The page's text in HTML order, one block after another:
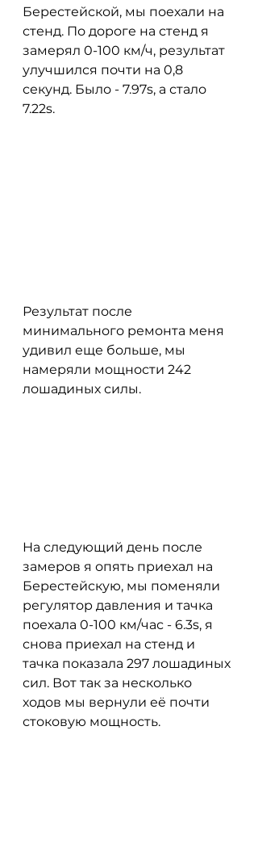
Берестейской, мы поехали на
стенд. По дороге на стенд я
замерял 0-100 км/ч, результат
улучшился почти на 0,8
секунд. Было - 7.97s, а стало
7.22s.
Результат после
минимального ремонта меня
удивил еще больше, мы
намеряли мощности 242
лошадиных силы.
На следующий день после
замеров я опять приехал на
Берестейскую, мы поменяли
регулятор давления и тачка
поехала 0-100 км/час - 6.3s, я
снова приехал на стенд и
тачка показала 297 лошадиных
сил. Вот так за несколько
ходов мы вернули её почти
стоковую мощность.